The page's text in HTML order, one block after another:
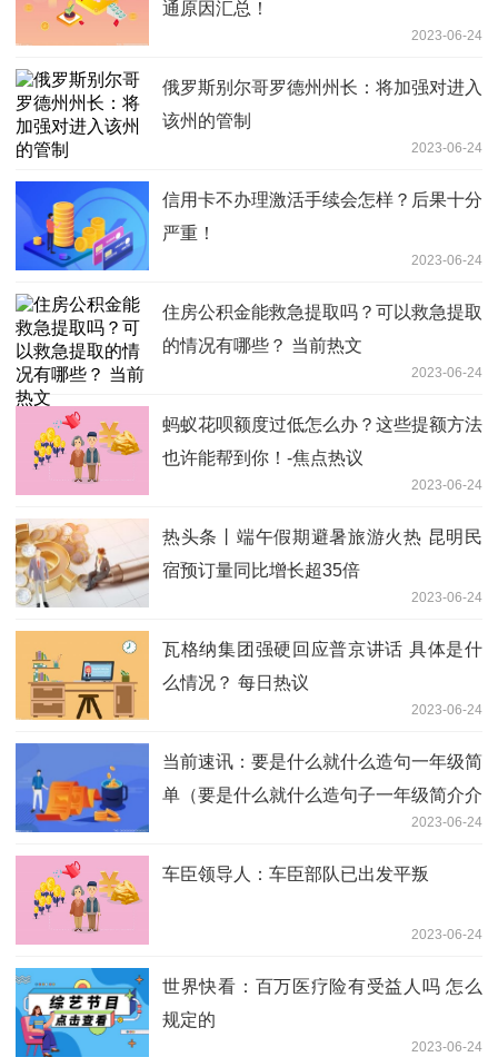
通原因汇总！
2023-06-24
俄罗斯别尔哥罗德州州长：将加强对进入
该州的管制
2023-06-24
信用卡不办理激活手续会怎样？后果十分
严重！
2023-06-24
住房公积金能救急提取吗？可以救急提取
的情况有哪些？ 当前热文
2023-06-24
蚂蚁花呗额度过低怎么办？这些提额方法
也许能帮到你！-焦点热议
2023-06-24
热头条丨端午假期避暑旅游火热 昆明民
宿预订量同比增长超35倍
2023-06-24
瓦格纳集团强硬回应普京讲话 具体是什
么情况？ 每日热议
2023-06-24
当前速讯：要是什么就什么造句一年级简
单（要是什么就什么造句子一年级简介介
2023-06-24
车臣领导人：车臣部队已出发平叛
2023-06-24
世界快看：百万医疗险有受益人吗 怎么
规定的
2023-06-24